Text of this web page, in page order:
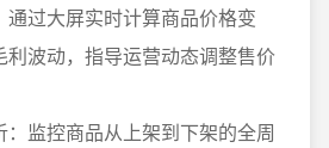
过大屏实时计算商品价格变
利波动，指导运营动态调整售价
：监控商品从上架到下架的全周